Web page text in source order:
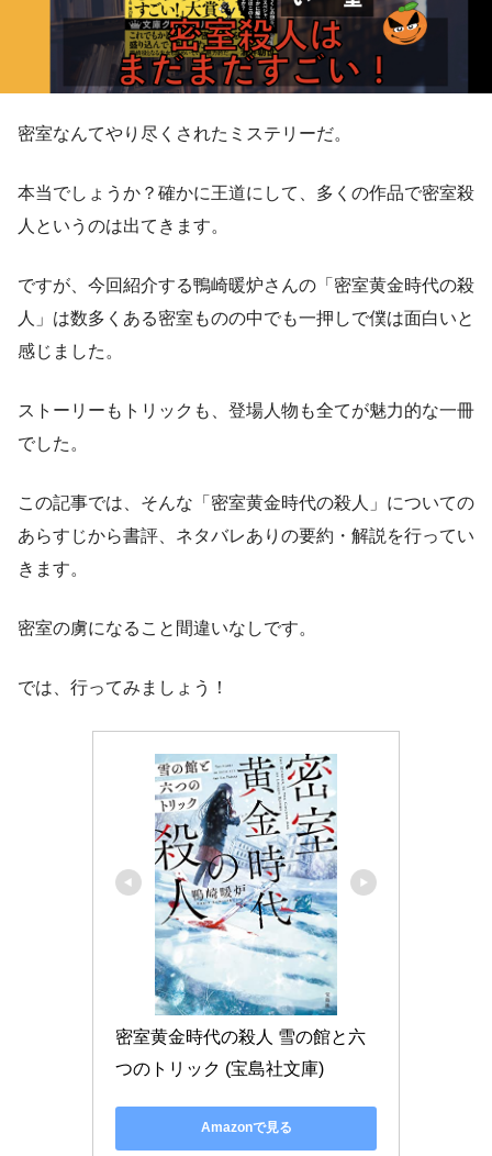
密室なんてやり尽くされたミステリーだ。
本当でしょうか？確かに王道にして、多くの作品で密室殺
人というのは出てきます。
ですが、今回紹介する鴨崎暖炉さんの「密室黄金時代の殺
人」は数多くある密室ものの中でも一押しで僕は面白いと
感じました。
ストーリーもトリックも、登場人物も全てが魅力的な一冊
でした。
この記事では、そんな「密室黄金時代の殺人」についての
あらすじから書評、ネタバレありの要約・解説を行ってい
きます。
密室の虜になること間違いなしです。
では、行ってみましょう！
密室黄金時代の殺人 雪の館と六
つのトリック (宝島社文庫)
Amazonで見る